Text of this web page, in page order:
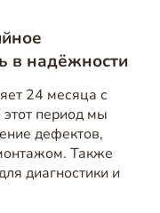
в надёжности
24 месяца с
период мы
дефектов,
Также
диагностики и